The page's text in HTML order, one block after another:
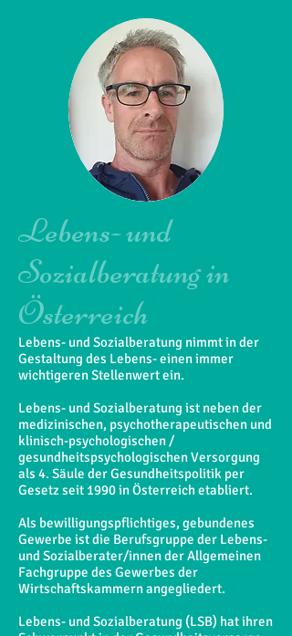
Lebens- und
Sozialberatung in
Österreich
Lebens- und Sozialberatung nimmt in der
Gestaltung des Lebens- einen immer
wichtigeren Stellenwert ein.
Lebens- und Sozialberatung ist neben der
medizinischen, psychotherapeutischen und
klinisch-psychologischen /
gesundheitspsychologischen Versorgung
als 4. Säule der Gesundheitspolitik per
Gesetz seit 1990 in Österreich etabliert.
Als bewilligungspflichtiges, gebundenes
Gewerbe ist die Berufsgruppe der Lebens-
und Sozialberater/innen der Allgemeinen
Fachgruppe des Gewerbes der
Wirtschaftskammern angegliedert.
Lebens- und Sozialberatung (LSB) hat ihren